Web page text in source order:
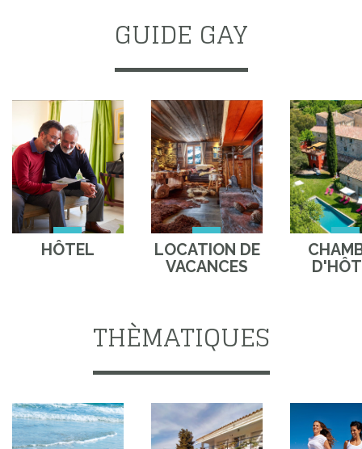
GUIDE GAY
HÔTEL
LOCATION DE
VACANCES
THÈMATIQUES